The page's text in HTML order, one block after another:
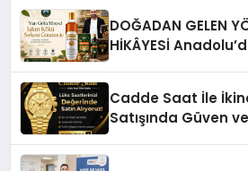
DOĞADAN GELEN
HİKÂYESİ
Cadde Saat İle
Satışında Güven